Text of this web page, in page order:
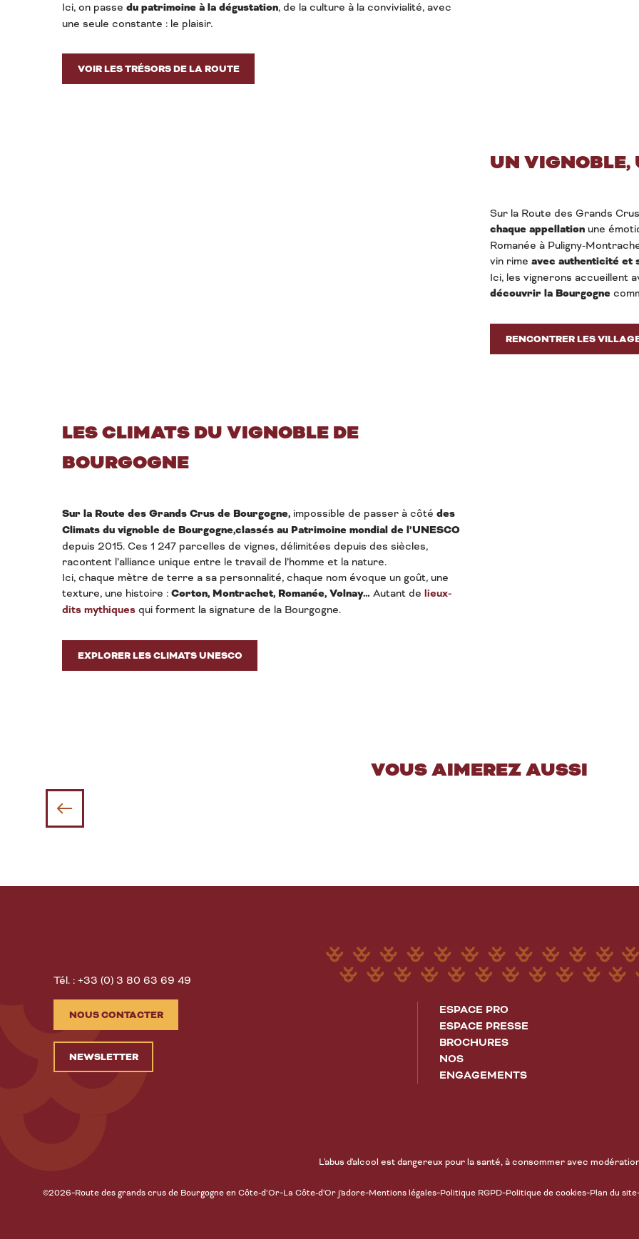
Ici, on passe du patrimoine à la dégustation, de la culture à la convivialité, avec
une seule constante : le plaisir.
VOIR LES TRÉSORS DE LA ROUTE
UN VIGNOBLE,
Sur la Route des Grands
chaque appellation une
Romanée à Puligny-
vin rime avec authenticité et
Ici, les vignerons accueillent
découvrir la Bourgogne
RENCONTRER LES
LES CLIMATS DU VIGNOBLE DE
BOURGOGNE
Sur la Route des Grands Crus de Bourgogne, impossible de passer à côté des
Climats du vignoble de Bourgogne,classés au Patrimoine mondial de l’UNESCO
depuis 2015. Ces 1 247 parcelles de vignes, délimitées depuis des siècles,
racontent l’alliance unique entre le travail de l’homme et la nature.
Ici, chaque mètre de terre a sa personnalité, chaque nom évoque un goût, une
texture, une histoire : Corton, Montrachet, Romanée, Volnay… Autant de lieux-
dits mythiques qui forment la signature de la Bourgogne.
EXPLORER LES CLIMATS UNESCO
VOUS AIMEREZ AUSSI
Tél. : +33 (0) 3 80 63 69 49
NOUS CONTACTER
NEWSLETTER
ESPACE PRO
ESPACE PRESSE
BROCHURES
NOS
ENGAGEMENTS
L'abus d'alcool est dangereux pour la santé, à consommer avec
©2026-Route des grands crus de Bourgogne en Côte-d’Or-La Côte-d'Or j'adore-Mentions légales-Politique RGPD-Politique de cookies-Plan du site